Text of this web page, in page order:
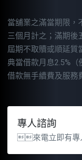
當舖業之滿當期限，
三個月計之；滿期後
屆期不取贖或順延質
典當借款月息2.5%
借款無手續費及服務
專人諮詢
來電立即有專